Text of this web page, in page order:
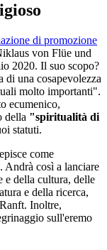
di promozione
von Flüe und
2020. Il suo scopo?
di una cosapevolezza
molto importanti".
ecumenico,
della "spiritualità di
statuti.
come
Andrà così a lanciare
e della cultura, delle
e della ricerca,
Inoltre,
sull'eremo